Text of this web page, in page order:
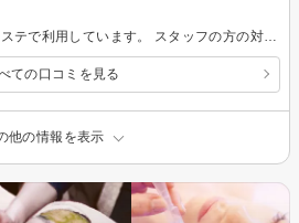
いつも脱毛、フェイシャルエステで利用しています。 スタッフの方の対応も良く、脱毛も効果があります。施術中の痛みもなくエステはとても気持ちいいです。
ての口コミを見る
他の情報を表示